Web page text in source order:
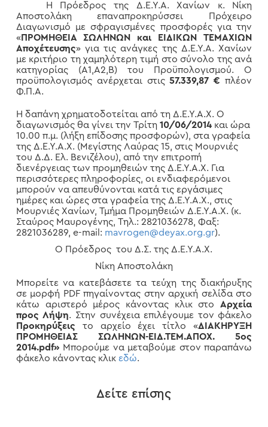
Η Πρόεδρος της Δ.Ε.Υ.Α. Χανίων κ. Νίκη
Αποστολάκη επαναπροκηρύσσει Πρόχειρο
Διαγωνισμό με σφραγισμένες προσφορές για την
«ΠΡΟΜΗΘΕΙΑ ΣΩΛΗΝΩΝ και ΕΙΔΙΚΩΝ ΤΕΜΑΧΙΩΝ
Αποχέτευσης» για τις ανάγκες της Δ.Ε.Υ.Α. Χανίων
με κριτήριο τη χαμηλότερη τιμή στο σύνολο της ανά
κατηγορίας (Α1,Α2,Β) του Προϋπολογισμού. Ο
προϋπολογισμός ανέρχεται στις57.339,87 € πλέον
Φ.Π.Α.
Η δαπάνη χρηματοδοτείται από τη Δ.Ε.Υ.Α.Χ. Ο
διαγωνισμός θα γίνει την Τρίτη 10/06/2014και ώρα
10.00 π.μ. (λήξη επίδοσης προσφορών), στα γραφεία
της Δ.Ε.Υ.Α.Χ. (Μεγίστης Λαύρας 15, στις Μουρνιές
του Δ.Δ. Ελ. Βενιζέλου), από την επιτροπή
διενέργειας των προμηθειών της Δ.Ε.Υ.Α.Χ. Για
περισσότερες πληροφορίες, οι ενδιαφερόμενοι
μπορούν να απευθύνονται κατά τις εργάσιμες
ημέρες και ώρες στα γραφεία της Δ.Ε.Υ.Α.Χ., στις
Μουρνιές Χανίων, Τμήμα Προμηθειών Δ.Ε.Υ.Α.Χ. (κ.
Σταύρος Μαυρογένης, Τηλ.: 2821036278, Φαξ:
2821036289, e-mail: mavrogen@deyax.org.gr).
Ο Πρόεδρος του Δ.Σ. της Δ.Ε.Υ.Α.Χ.
Νίκη Αποστολάκη
Μπορείτε να κατεβάσετε τα τεύχη της διακήρυξης
σε μορφή PDF πηγαίνοντας στην αρχική σελίδα στο
κάτω αριστερό μέρος κάνοντας κλικ στοΑρχεία
προς Λήψη. Στην συνέχεια επιλέγουμε τον φάκελο
Προκηρύξεις το αρχείο έχει τίτλο «ΔΙΑΚΗΡΥΞΗ
ΠΡΟΜΗΘΕΙΑΣ ΣΩΛΗΝΩΝ-ΕΙΔ.ΤΕΜ.ΑΠΟΧ. 5ος
2014.pdf» Μπορούμε να μεταβούμε στον παραπάνω
φάκελο κάνοντας κλικ εδώ.
Δείτε επίσης